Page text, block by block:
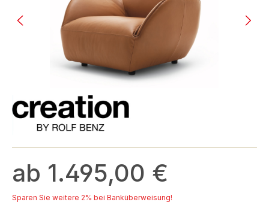
ab 1.495,00 €
Sparen Sie weitere 2% bei Banküberweisung!